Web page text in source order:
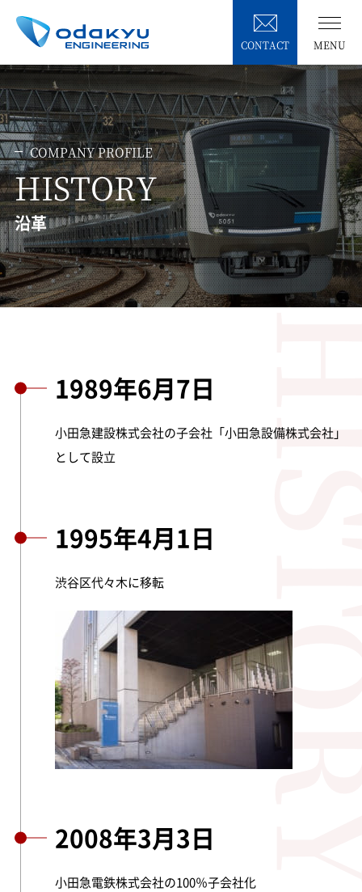
CONTACT MENU
COMPANY PROFILE
HISTORY
沿革
1989年6月7日
小田急建設株式会社の子会社「小田急設備株式会社」
として設立
1995年4月1日
渋谷区代々木に移転
2008年3月3日
小田急電鉄株式会社の100％子会社化